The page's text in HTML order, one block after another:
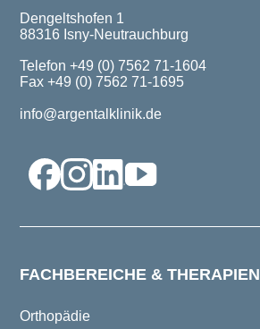
Dengeltshofen 1
88316 Isny-Neutrauchburg
Telefon +49 (0) 7562 71-1604
Fax +49 (0) 7562 71-1695
info@argentalklinik.de
FACHBEREICHE & THERAPIEN
Orthopädie